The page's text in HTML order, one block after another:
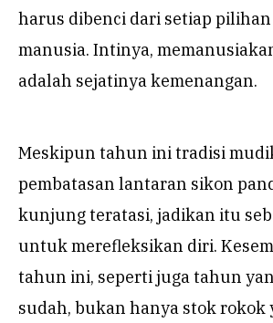
harus dibenci dari setiap
manusia. Intinya,
adalah sejatinya kemenangan.
Meskipun tahun ini tradisi
pembatasan lantaran sikon
kunjung teratasi, jadikan itu
untuk merefleksikan diri.
tahun ini, seperti juga tahun
sudah, bukan hanya stok rokok